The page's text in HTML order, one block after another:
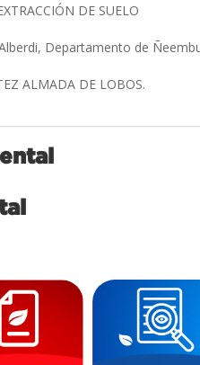
DE SUELO
Departamento de
ALMADA DE LOBOS.